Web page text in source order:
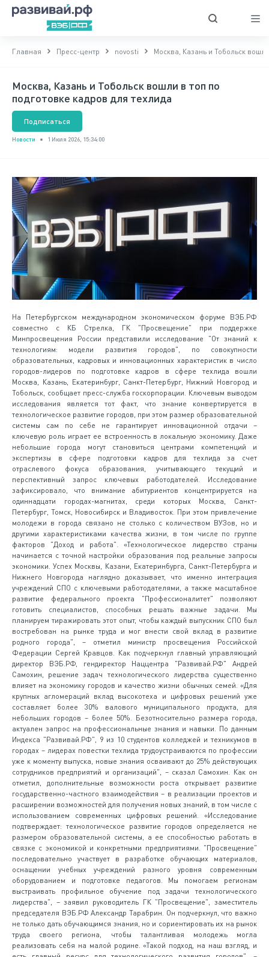
Главная Пресс-центр novosti Москва, Казань и Тобольск
Москва, Казань и Тобольск вошли в топ по
подготовке кадров для техлида
Подписаться
Новости 1 Июля 2026, 15:34:00
На Петербургском международном экономическом форуме ВЭБ.РФ
совместно с КБ Стрелка, ГК "Просвещение" при поддержке
Минпросвещения России представили исследование "От знаний к
технологиям: модели развития городов", по совокупности
образовательных, кадровых и инновационных характеристик в число
городов-лидеров по подготовке кадров в сфере техлида вошли
Москва, Казань, Екатеринбург, Санкт-Петербург, Нижний Новгород и
Тобольск, сообщает пресс-служба госкорпорации. Ключевым выводом
исследования является тот факт, что знание конвертируется в
технологическое развитие городов, при этом размер образовательной
системы сам по себе не гарантирует инновационной отдачи –
ключевую роль играет ее встроенность в локальную экономику. Даже
небольшие города могут становиться центрами компетенций и
экспертизы в сфере подготовки кадров для техлида за счет
отраслевого фокуса образования, учитывающего текущий и
перспективный запрос ключевых работодателей. Исследование
зафиксировало, что внимание абитуриентов концентрируется на
одиннадцати городах-магнитах, среди которых Москва, Санкт-
Петербург, Томск, Новосибирск и Владивосток. При этом привлечение
молодежи в города связано не столько с количеством ВУЗов, но и
другими характеристиками качества жизни, в том числе по группе
факторов "Доход и работа". «Технологическое лидерство страны
начинается с точной настройки образования под реальные запросы
экономики. Успех Москвы, Казани, Екатеринбурга, Санкт-Петербурга и
Нижнего Новгорода наглядно доказывает, что именно интеграция
учреждений СПО с ключевыми работодателями, а также масштабное
развитие федерального проекта "Профессионалитет" позволяют
готовить специалистов, способных решать важные задачи. Мы
планируем тиражировать этот опыт, чтобы каждый выпускник СПО был
востребован на рынке труда и мог внести свой вклад в развитие
родного города", – отметил министр просвещения Российской
Федерации Сергей Кравцов. Как подчеркнул главный управляющий
директор ВЭБ.РФ, гендиректор Наццентра "Развивай.РФ" Андрей
Самохин, решение задач технологического лидерства существенно
влияет на экономику городов и качество жизни обычных семей. «Для
крупных агломераций вклад высокотеха и цифровых решений уже
составляет более 30% валового муниципального продукта, для
небольших городов – более 50%. Безотносительно размера города,
актуален запрос на профессиональные знания и навыки. По данным
Индекса "Развивай.РФ", 9 из 10 студентов колледжей и техникумов в
городах – лидерах повестки техлида трудоустраиваются по профессии
уже к моменту выпуска, новые знания осваивают до 25% действующих
сотрудников предприятий и организаций", – сказал Самохин. Как он
отметил, дополнительные возможности роста открывает развитие
государственно-частного взаимодействия – в реализации проектов и
расширении возможностей для получения новых знаний, в том числе с
использованием современных цифровых решений. «Исследование
подтверждает: технологическое развитие городов определяется не
размером образовательной системы, а ее способностью работать в
связке с экономикой и конкретными предприятиями. "Просвещение"
последовательно участвует в разработке обучающих материалов,
оснащении учебных учреждений разного уровня современным
оборудованием и подготовке педагогов. Мы помогаем регионам
выстраивать профильное обучение под задачи технологического
лидерства", – заявил руководитель ГК "Просвещение", заместитель
председателя ВЭБ.РФ Александр Тарабрин. Он подчеркнул, что важно
не только дать обучающимся знания, но и сориентировать их на рынок
труда своего региона, чтобы талантливая молодежь могла
реализовать себя на малой родине. «Такой подход, на наш взгляд, и